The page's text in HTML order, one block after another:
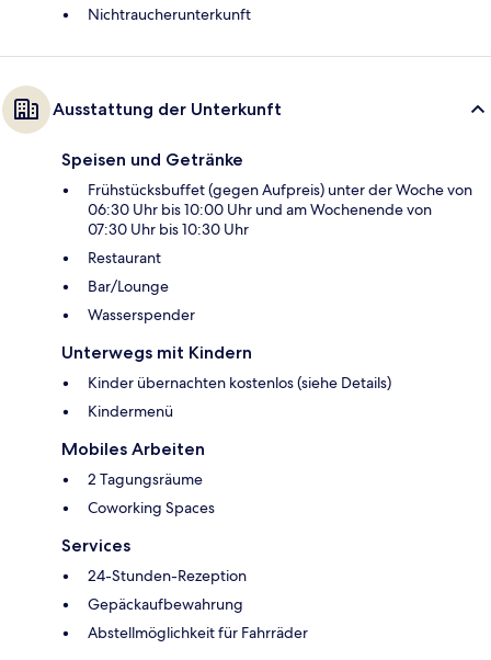
Nichtraucherunterkunft
Ausstattung der Unterkunft
Speisen und Getränke
Frühstücksbuffet (gegen Aufpreis) unter der Woche von
06:30 Uhr bis 10:00 Uhr und am Wochenende von
07:30 Uhr bis 10:30 Uhr
Restaurant
Bar/Lounge
Wasserspender
Unterwegs mit Kindern
Kinder übernachten kostenlos (siehe Details)
Kindermenü
Mobiles Arbeiten
2 Tagungsräume
Coworking Spaces
Services
24-Stunden-Rezeption
Gepäckaufbewahrung
Abstellmöglichkeit für Fahrräder